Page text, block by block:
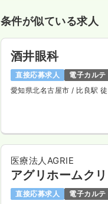
条件が似ている求人
酒井眼科
直接応募求人 電子カルテ
愛知県北名古屋市/ 比良駅
医療法人AGRIE
アグリホームク
直接応募求人
電子カルテ